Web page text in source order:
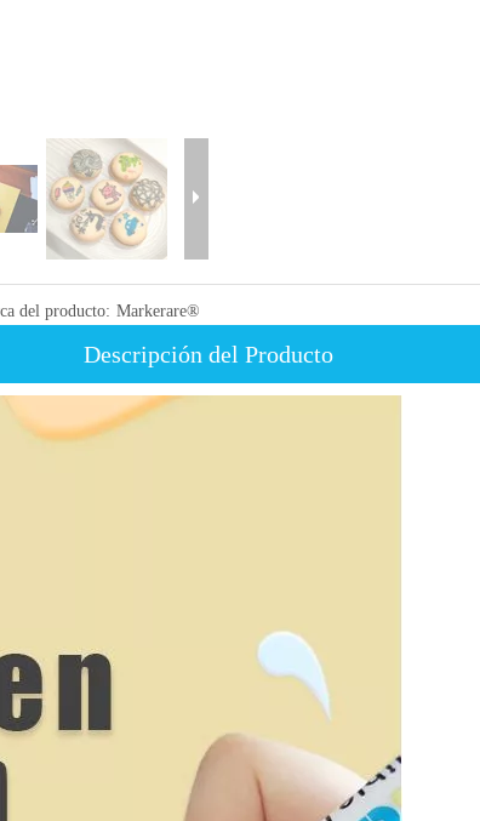
del producto: Markerare®
Descripción del Producto